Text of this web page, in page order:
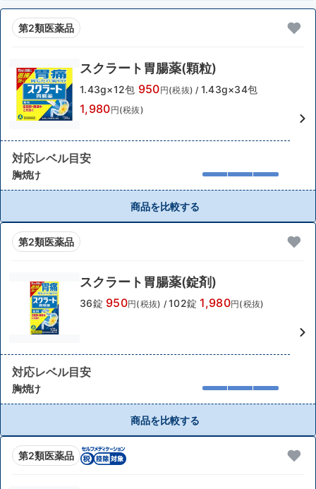
第2類医薬品
スクラート胃腸薬(顆粒)
1.43g×12包 950円(税抜) / 1.43g×34包
1,980円(税抜)
対応レベル目安
胸焼け
商品を比較する
第2類医薬品
スクラート胃腸薬(錠剤)
36錠 950円(税抜) / 102錠 1,980円(税抜)
対応レベル目安
胸焼け
商品を比較する
第2類医薬品